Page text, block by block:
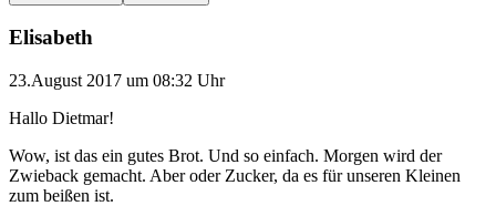
Elisabeth
23.August 2017 um 08:32 Uhr
Hallo Dietmar!
Wow, ist das ein gutes Brot. Und so einfach. Morgen wird der
Zwieback gemacht. Aber oder Zucker, da es für unseren Kleinen
zum beißen ist.